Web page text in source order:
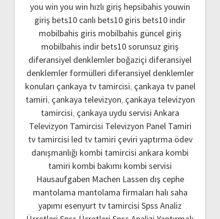
you win you win hızlı giriş hepsibahis youwin
giriş bets10 canlı bets10 giris bets10 indir
mobilbahis giris mobilbahis güncel giriş
mobilbahis indir bets10 sorunsuz giriş
diferansiyel denklemler boğaziçi diferansiyel
denklemler formülleri diferansiyel denklemler
konuları çankaya tv tamircisi, çankaya tv panel
tamiri, çankaya televizyon, çankaya televizyon
tamircisi, çankaya uydu servisi Ankara
Televizyon Tamircisi Televizyon Panel Tamiri
tv tamircisi led tv tamiri çeviri yaptırma ödev
danışmanlığı kombi tamircisi ankara kombi
tamiri kombi bakımı kombi servisi
Hausaufgaben Machen Lassen dış cephe
mantolama mantolama firmaları halı saha
yapımı esenyurt tv tamircisi Spss Analiz